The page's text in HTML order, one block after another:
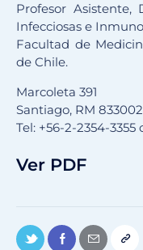
Profesor Asistente,
Infecciosas e
Facultad de
de Chile.
Marcoleta 391
Santiago, RM
Tel: +56-2-2354-3355
Ver PDF